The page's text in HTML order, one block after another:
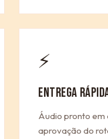
⚡
ENTREGA
Áudio pronto em
aprovação do